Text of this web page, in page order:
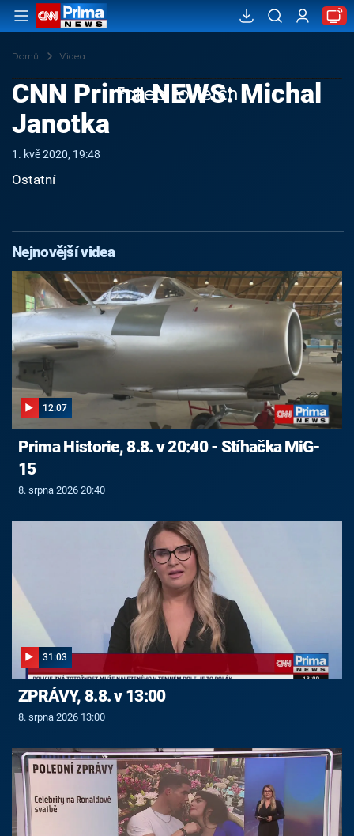
Domů Videa
Failed to fetch
CNN Prima NEWS: Michal
Janotka
1. kvě 2020, 19:48
Ostatní
Nejnovější videa
12:07
Prima Historie, 8.8. v 20:40 - Stíhačka MiG-
15
8. srpna 2026 20:40
31:03
ZPRÁVY, 8.8. v 13:00
8. srpna 2026 13:00